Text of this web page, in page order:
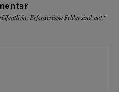
Erforderliche Felder sind mit *